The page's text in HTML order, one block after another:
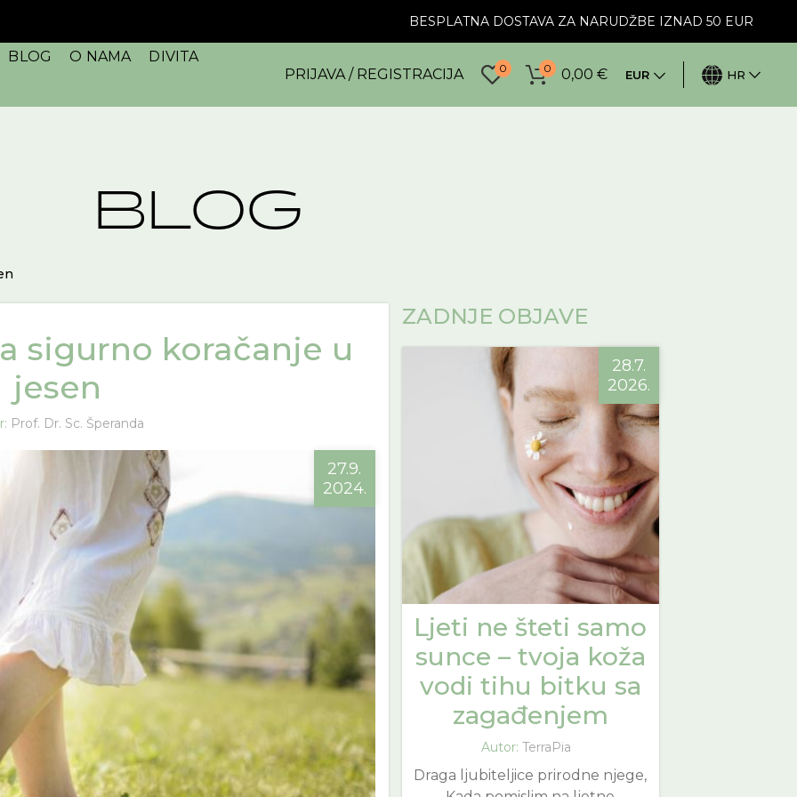
BESPLATNA DOSTAVA ZA NARUDŽBE IZNAD 50 EUR
BLOG O NAMA
DIVITA
PRIJAVA / REGISTRACIJA
0 0 0,00€ EUR HR
BLOG
sigurno koračanje u
jesen
Prof. Dr. Sc. Šperanda
27.9.
2024.
ZADNJE OBJAVE
28.7.
2026.
Ljeti ne šteti samo
sunce – tvoja koža
vodi tihu bitku sa
zagađenjem
Autor: TerraPia
Draga ljubiteljice prirodne njege,